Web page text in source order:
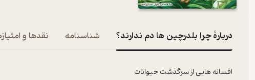
دربارۀ چرا بلدرچین ها دم ندارند؟ شناسنامه نقدها و